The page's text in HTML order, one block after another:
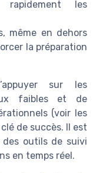
les
même en dehors
la préparation
sur les
faibles et de
(voir les
de succès. Il est
des outils de suivi
en temps réel.